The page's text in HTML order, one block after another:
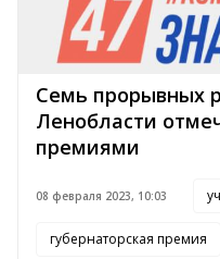
Семь прорывных
Ленобласти
премиями
08 февраля 2023, 10:03
губернаторская премия